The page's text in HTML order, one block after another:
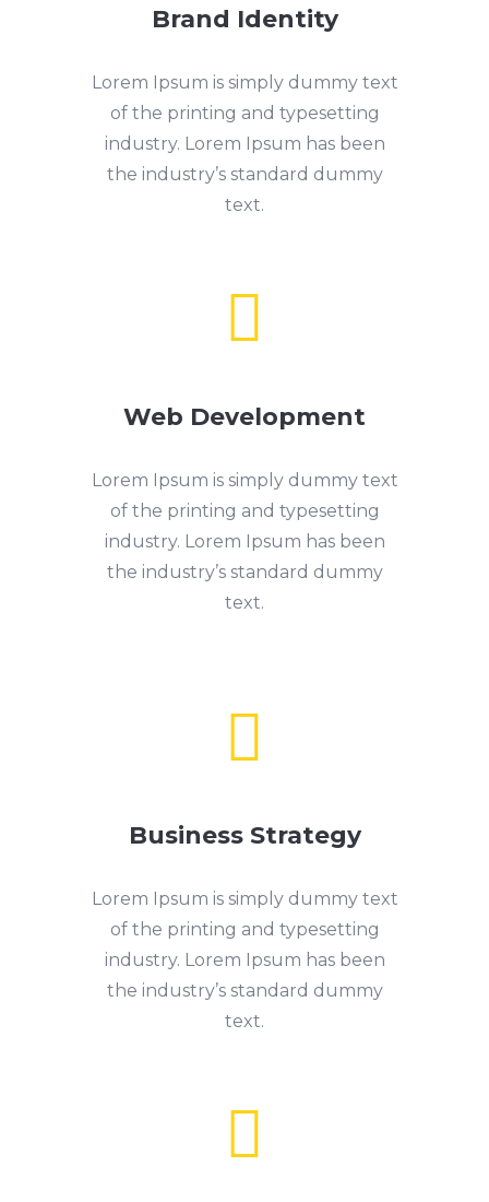
Brand Identity
Lorem Ipsum is simply dummy text
of the printing and typesetting
industry. Lorem Ipsum has been
the industry’s standard dummy
text.

Web Development
Lorem Ipsum is simply dummy text
of the printing and typesetting
industry. Lorem Ipsum has been
the industry’s standard dummy
text.

Business Strategy
Lorem Ipsum is simply dummy text
of the printing and typesetting
industry. Lorem Ipsum has been
the industry’s standard dummy
text.
